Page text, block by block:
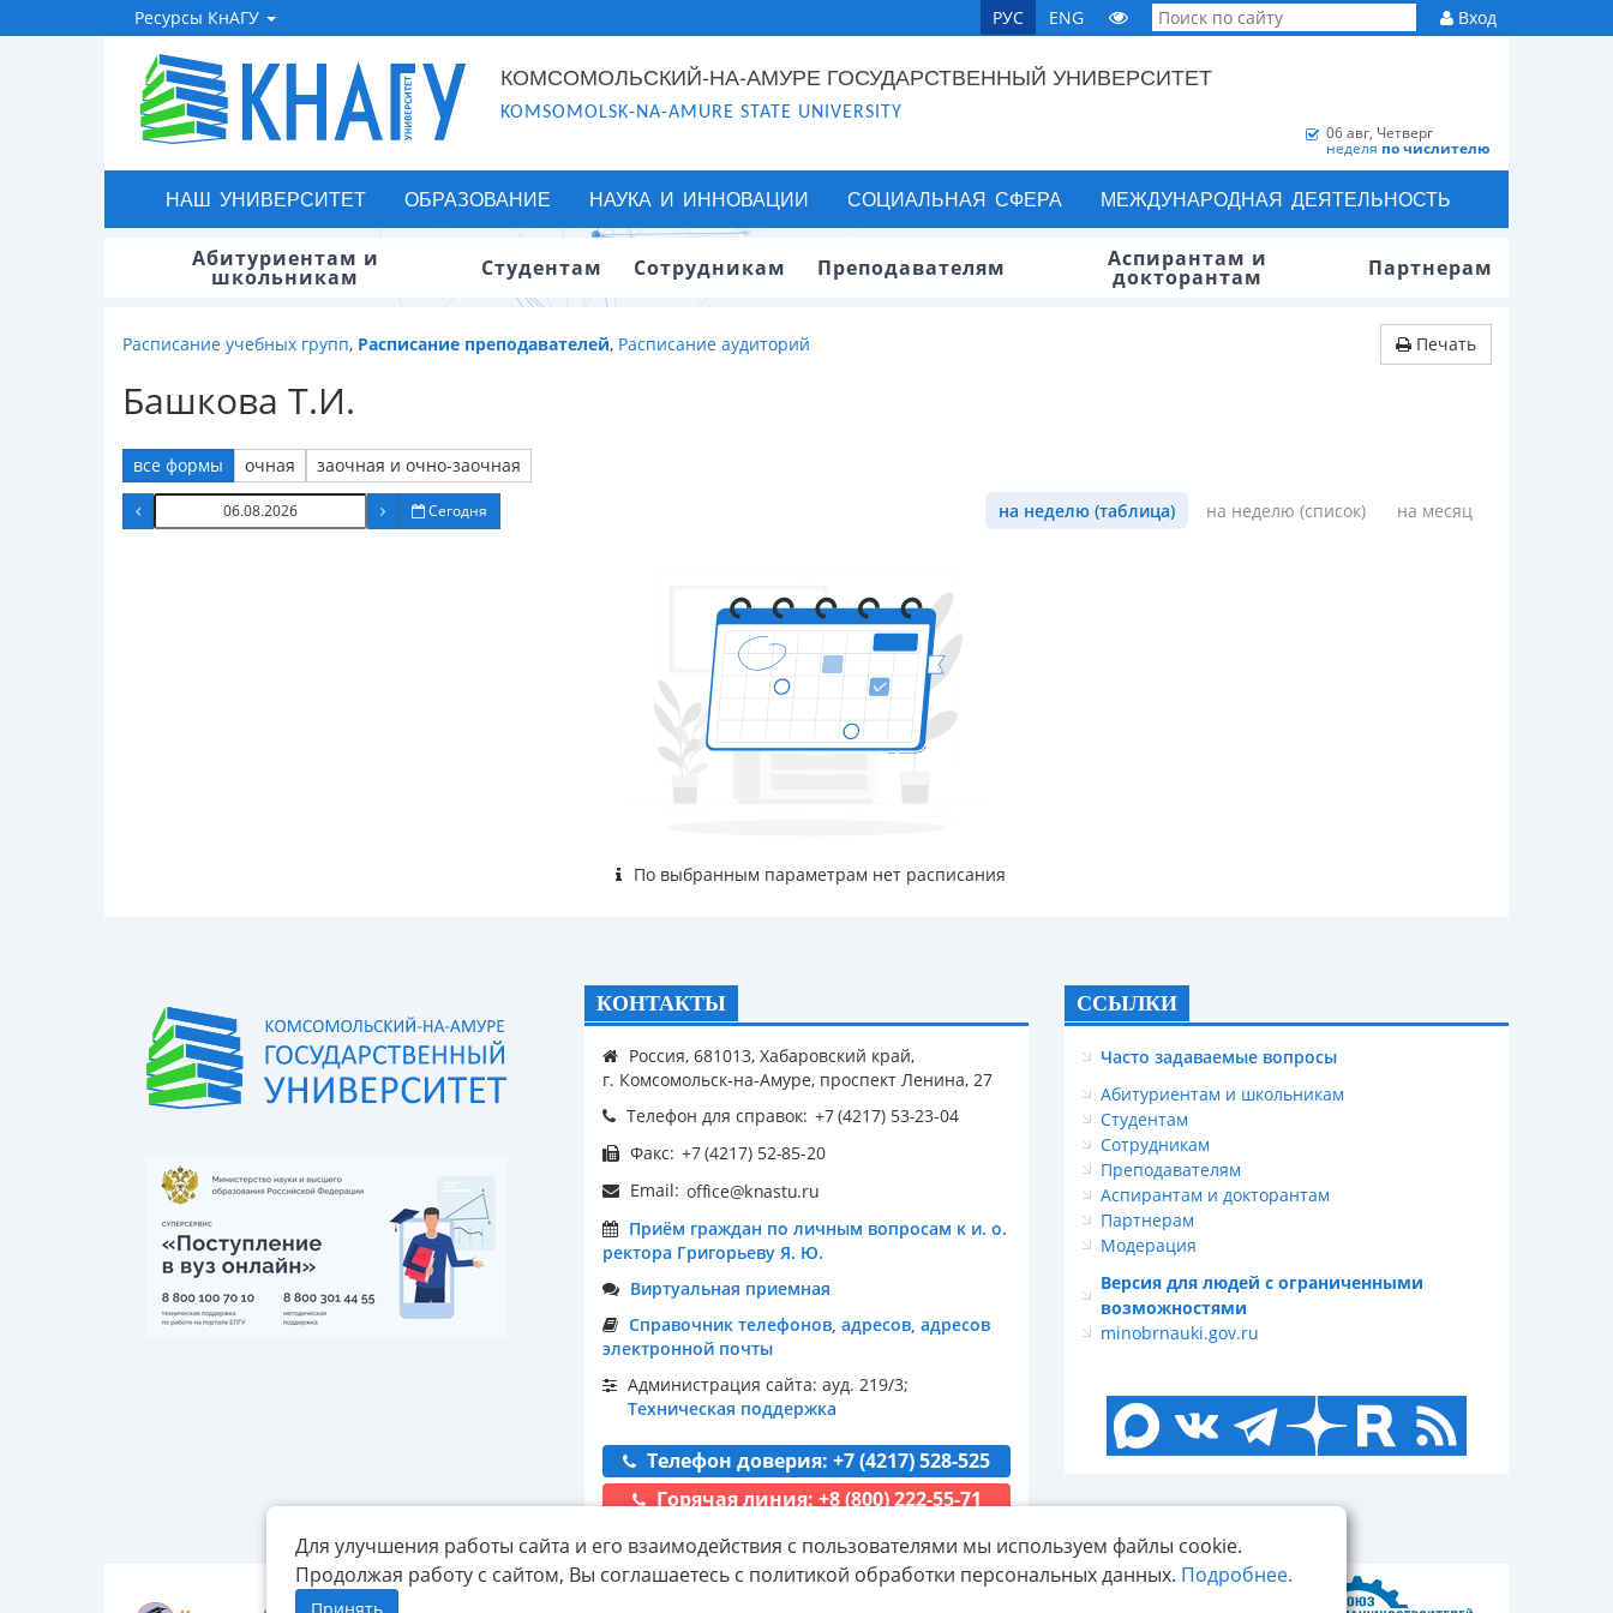
Ресурсы КнАГУ РУС ENG Вход
КОМСОМОЛЬСКИЙ-НА-АМУРЕ ГОСУДАРСТВЕННЫЙ УНИВЕРСИТЕТ
KOMSOMOLSK-NA-AMURE STATE UNIVERSITY
06 авг, Четверг
неделя по числителю
НАШ УНИВЕРСИТЕТ ОБРАЗОВАНИЕ НАУКА И ИННОВАЦИИ СОЦИАЛЬНАЯ СФЕРА МЕЖДУНАРОДНАЯ ДЕЯТЕЛЬНОСТЬ
Абитуриентам и
школьникам Студентам Сотрудникам Преподавателям Аспирантам и
докторантам Партнерам
Расписание учебных групп, Расписание преподавателей, Расписание аудиторий Печать
Башкова Т.И.
все формы очная заочная и очно-заочная
Сегодня на неделю (таблица) на неделю (список) на месяц
По выбранным параметрам нет расписания
Для улучшения работы сайта и его взаимодействия с пользователями мы используем файлы cookie.
Продолжая работу с сайтом, Вы соглашаетесь с политикой обработки персональных данных. Подробнее.
КОНТАКТЫ
Россия, 681013, Хабаровский край,
г. Комсомольск-на-Амуре, проспект Ленина, 27
Телефон для справок:
Факс:
Email:
Приём граждан по личным вопросам к и. о.
ректора Григорьеву Я. Ю.
Виртуальная приемная
Справочник телефонов, адресов, адресов
электронной почты
Администрация сайта: ауд. 219/3;
Техническая поддержка
Телефон доверия: +7 (4217) 528-525
Горячая линия: +8 (800) 222-55-71
ССЫЛКИ
Часто задаваемые вопросы
Абитуриентам и школьникам
Студентам
Сотрудникам
Преподавателям
Аспирантам и докторантам
Партнерам
Модерация
Версия для людей с ограниченными
возможностями
minobrnauki.gov.ru